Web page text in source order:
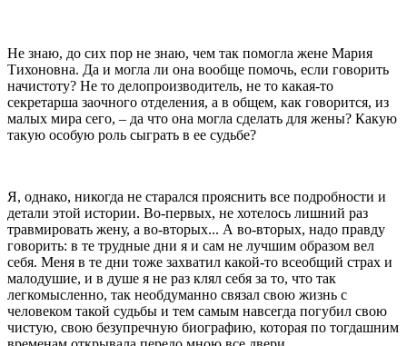
Не знаю, до сих пор не знаю, чем так помогла жене Мария
Тихоновна. Да и могла ли она вообще помочь, если говорить
начистоту? Не то делопроизводитель, не то какая-то
секретарша заочного отделения, а в общем, как говорится, из
малых мира сего, – да что она могла сделать для жены? Какую
такую особую роль сыграть в ее судьбе?
Я, однако, никогда не старался прояснить все подробности и
детали этой истории. Во-первых, не хотелось лишний раз
травмировать жену, а во-вторых... А во-вторых, надо правду
говорить: в те трудные дни я и сам не лучшим образом вел
себя. Меня в те дни тоже захватил какой-то всеобщий страх и
малодушие, и в душе я не раз клял себя за то, что так
легкомысленно, так необдуманно связал свою жизнь с
человеком такой судьбы и тем самым навсегда погубил свою
чистую, свою безупречную биографию, которая по тогдашним